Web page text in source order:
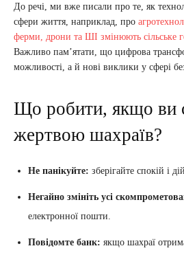
До речі, ми вже писали про те, як
сфери життя, наприклад, про
ферми, дрони та ШІ змінюють сільське
Важливо пам’ятати, що цифрова
можливості, а й нові виклики у сфері
Що робити, якщо ви
жертвою шахраїв?
Не панікуйте: зберігайте спокій і
Негайно змініть усі
електронної пошти.
Повідомте банк: якщо шахраї